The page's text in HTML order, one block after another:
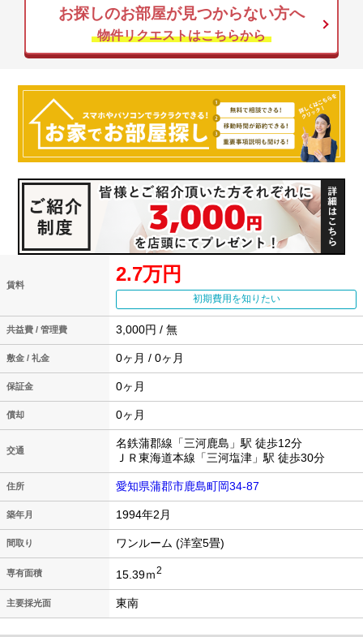
お探しのお部屋が見つからない方へ
物件リクエストはこちらから
賃料 2.7万円
初期費用を知りたい
共益費 / 管理費 3,000円 / 無
敷金 / 礼金 0ヶ月 / 0ヶ月
保証金 0ヶ月
償却 0ヶ月
交通
名鉄蒲郡線「三河鹿島」駅 徒歩12分
ＪＲ東海道本線「三河塩津」駅 徒歩30分
住所 愛知県蒲郡市鹿島町岡34-87
築年月 1994年2月
間取り ワンルーム (洋室5畳)
専有面積 15.39ｍ2
主要採光面 東南